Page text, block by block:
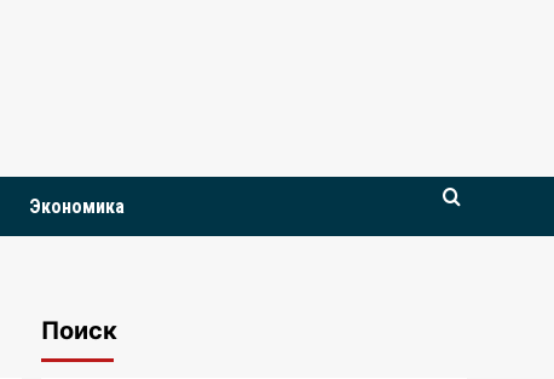
Экономика
Поиск